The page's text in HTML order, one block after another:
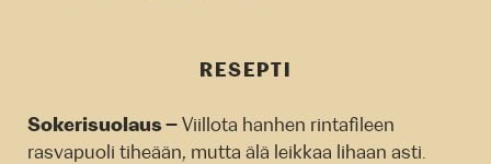
RESEPTI
Sokerisuolaus – Viillota hanhen rintafileen
rasvapuoli tiheään, mutta älä leikkaa lihaan asti.